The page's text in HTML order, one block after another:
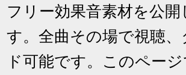
フリー効果音素材を公開
す。全曲その場で視聴
ド可能です。このペー